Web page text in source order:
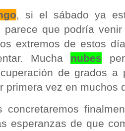
, si el sábado ya
parece que podría
extremos de estos
Mucha nubes
de grados a
primera vez en muchos
concretaremos
esperanzas de que